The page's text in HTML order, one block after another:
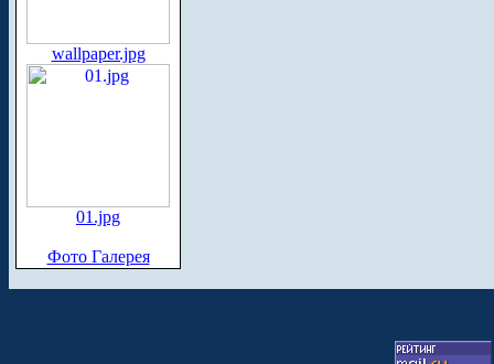
wallpaper.jpg
01.jpg
Фото Галерея